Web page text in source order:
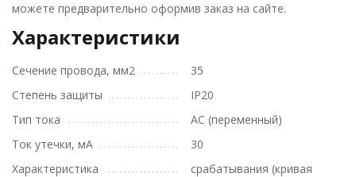
можете предварительно оформив заказ на сайте.
Характеристики
Сечение провода, мм2
35
Степень защиты
IP20
Тип тока
АС (переменный)
Ток утечки, мА
30
Характеристика
срабатывания (кривая